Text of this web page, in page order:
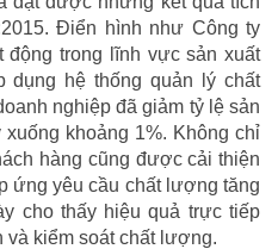
Điển hình như Công ty
trong lĩnh vực sản xuất
dụng hệ thống quản lý chất
nghiệp đã giảm tỷ lệ sản
khoảng 1%. Không chỉ
hàng cũng được cải thiện
ứng yêu cầu chất lượng tăng
cho thấy hiệu quả trực tiếp
và kiểm soát chất lượng.